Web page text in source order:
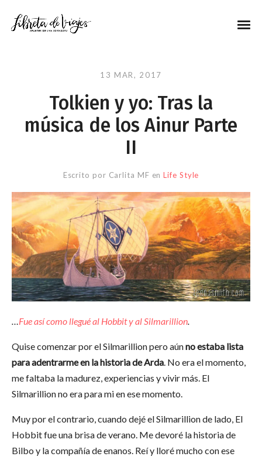
13 MAR, 2017
Tolkien y yo: Tras la
música de los Ainur Parte
II
Escrito por Carlita MF enLife Style
…Fue así como llegué al Hobbit y alSilmarillion.
Quise comenzar por el Silmarillion pero aúnno estaba lista
para adentrarme en la historia de Arda. No era el momento,
me faltaba la madurez, experiencias y vivir más. El
Silmarillion no era para mi en ese momento.
Muy por el contrario, cuando dejé el Silmarillion de lado, El
Hobbit fue una brisa de verano. Me devoré la historia de
Bilbo y la compañía de enanos. Reí y lloré mucho con ese